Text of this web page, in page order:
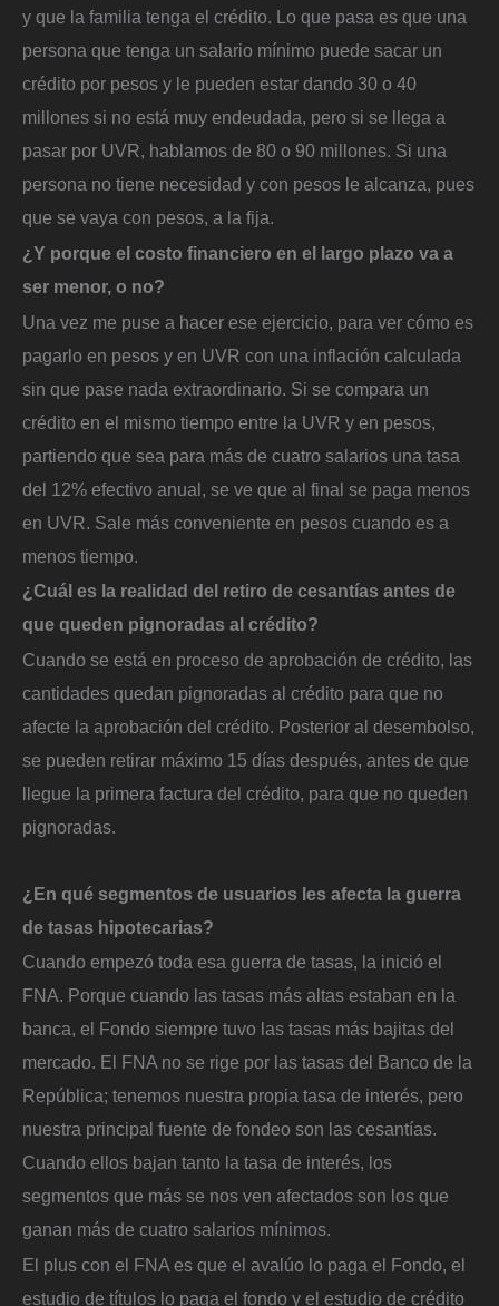
y que la familia tenga el crédito. Lo que pasa es que una
persona que tenga un salario mínimo puede sacar un
crédito por pesos y le pueden estar dando 30 o 40
millones si no está muy endeudada, pero si se llega a
pasar por UVR, hablamos de 80 o 90 millones. Si una
persona no tiene necesidad y con pesos le alcanza, pues
que se vaya con pesos, a la fija.
¿Y porque el costo financiero en el largo plazo va a
ser menor, o no?
Una vez me puse a hacer ese ejercicio, para ver cómo es
pagarlo en pesos y en UVR con una inflación calculada
sin que pase nada extraordinario. Si se compara un
crédito en el mismo tiempo entre la UVR y en pesos,
partiendo que sea para más de cuatro salarios una tasa
del 12% efectivo anual, se ve que al final se paga menos
en UVR. Sale más conveniente en pesos cuando es a
menos tiempo.
¿Cuál es la realidad del retiro de cesantías antes de
que queden pignoradas al crédito?
Cuando se está en proceso de aprobación de crédito, las
cantidades quedan pignoradas al crédito para que no
afecte la aprobación del crédito. Posterior al desembolso,
se pueden retirar máximo 15 días después, antes de que
llegue la primera factura del crédito, para que no queden
pignoradas.
¿En qué segmentos de usuarios les afecta la guerra
de tasas hipotecarias?
Cuando empezó toda esa guerra de tasas, la inició el
FNA. Porque cuando las tasas más altas estaban en la
banca, el Fondo siempre tuvo las tasas más bajitas del
mercado. El FNA no se rige por las tasas del Banco de la
República; tenemos nuestra propia tasa de interés, pero
nuestra principal fuente de fondeo son las cesantías.
Cuando ellos bajan tanto la tasa de interés, los
segmentos que más se nos ven afectados son los que
ganan más de cuatro salarios mínimos.
El plus con el FNA es que el avalúo lo paga el Fondo, el
estudio de títulos lo paga el fondo y el estudio de crédito